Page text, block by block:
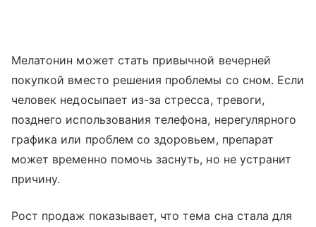
Мелатонин может стать привычной вечерней
покупкой вместо решения проблемы со сном. Если
человек недосыпает из-за стресса, тревоги,
позднего использования телефона, нерегулярного
графика или проблем со здоровьем, препарат
может временно помочь заснуть, но не устранит
причину.
Рост продаж показывает, что тема сна стала для